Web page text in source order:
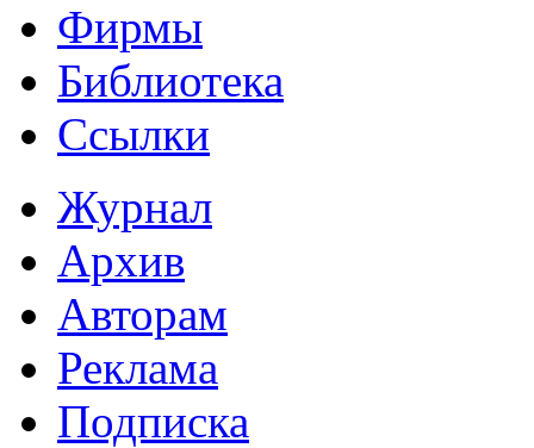
Фирмы
Библиотека
Ссылки
Журнал
Архив
Авторам
Реклама
Подписка